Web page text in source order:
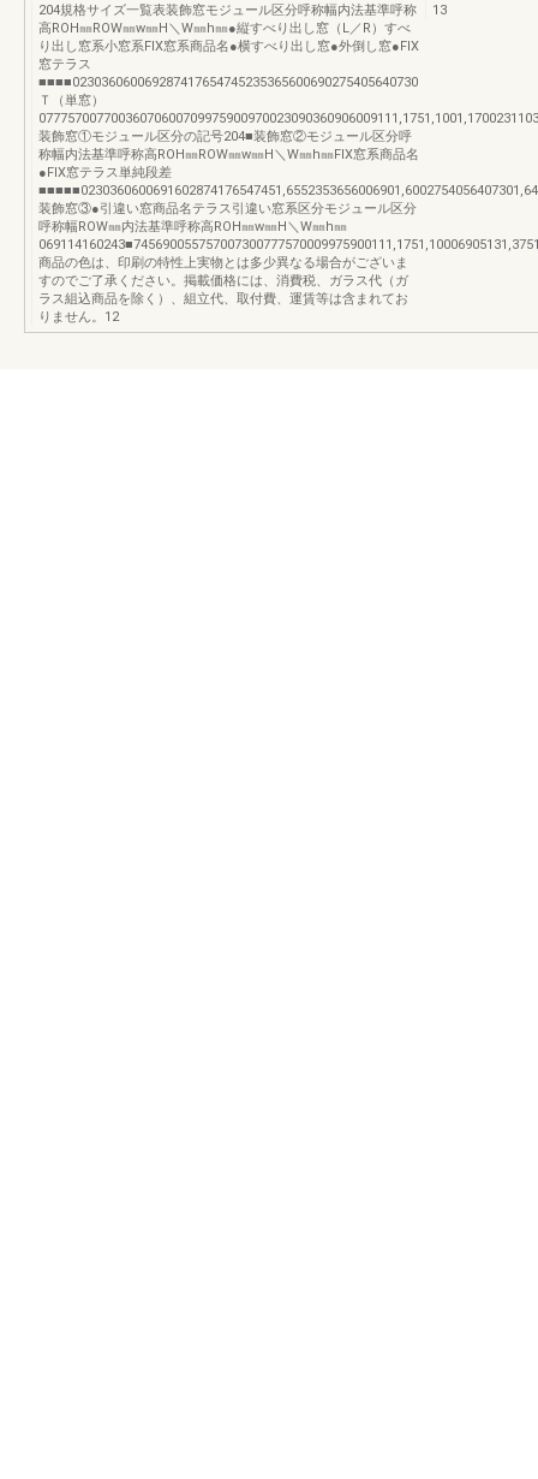
204規格サイズ一覧表装飾窓モジュール区分呼称幅内法基準呼称
高ROH㎜ROW㎜w㎜H＼W㎜h㎜●縦すべり出し窓（L／R）すべ
り出し窓系小窓系FIX窓系商品名●横すべり出し窓●外倒し窓●FIX
窓テラス
■■■■023036060069287417654745235365600690275405640730
Ｔ（単窓）
装飾窓①モジュール区分の記号204■装飾窓②モジュール区分呼
称幅内法基準呼称高ROH㎜ROW㎜w㎜H＼W㎜h㎜FIX窓系商品名
●FIX窓テラス単純段差
装飾窓③●引違い窓商品名テラス引違い窓系区分モジュール区分
呼称幅ROW㎜内法基準呼称高ROH㎜w㎜H＼W㎜h㎜
商品の色は、印刷の特性上実物とは多少異なる場合がございま
すのでご了承ください。掲載価格には、消費税、ガラス代（ガ
ラス組込商品を除く）、組立代、取付費、運賃等は含まれてお
りません。12
13